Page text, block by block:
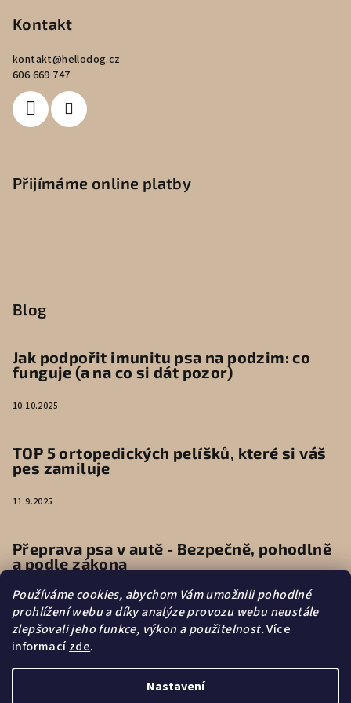
Používáme cookies, abychom Vám umožnili pohodlné
prohlížení webu a díky analýze provozu webu neustále
zlepšovali jeho funkce, výkon a použitelnost.Více
informacízde.
Nastavení
Kontakt
kontakt@hellodog.cz
606 669 747
Přijímáme online platby
Blog
Jak podpořit imunitu psa na podzim: co
funguje (a na co si dát pozor)
10.10.2025
TOP 5 ortopedických pelíšků, které si váš
pes zamiluje
11.9.2025
Přeprava psa v autě - Bezpečně, pohodlně
a podle zákona
9.6.2025